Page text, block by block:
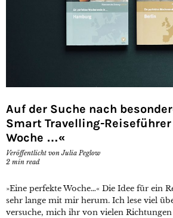
Auf der Suche nach
Smart Travelling-
Woche …«
Veröffentlicht vonJulia Peglow
2 min read
»Eine perfekte Woche…« Die Idee für ein
sehr lange mit mir herum. Ich lese viel
versuche, mich ihr von vielen Richtungen